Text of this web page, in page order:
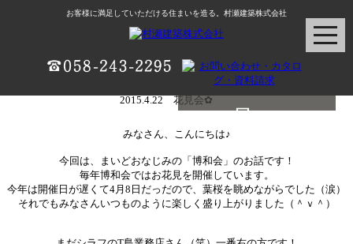
お客様に満足していただける住まいを造る。村瀬建築株式会社
村瀬建築ブログ
2015.4.22 花見会✿
みなさん、こんにちは♪
今回は、まいどおなじみの「博和会」のお話です！
毎年博和会ではお花見を開催しています。
今年は開催日が遅くて4月8日だっだので、葉桜を眺めながらでした（涙）
それでもみなさんいつものように楽しく盛り上がりました（＾ｖ＾）